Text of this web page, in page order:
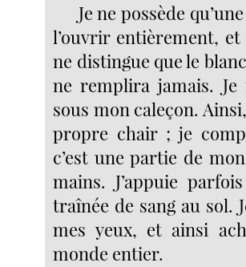
Je ne possède
l’ouvrir entièrement, et
ne distingue que le
ne remplira jamais.
sous mon caleçon.
propre chair ; je
c’est une partie de
mains. J’appuie
traînée de sang au sol.
mes yeux, et ainsi
monde entier.